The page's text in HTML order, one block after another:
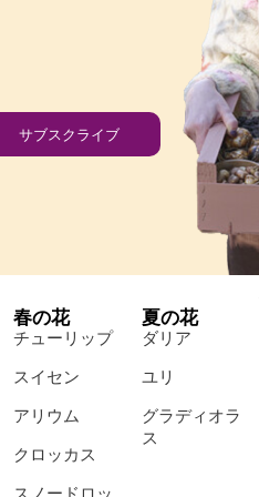
サブスクライブ
春の花
チューリップ
スイセン
アリウム
クロッカス
夏の花
ダリア
ユリ
グラディオラ
ス